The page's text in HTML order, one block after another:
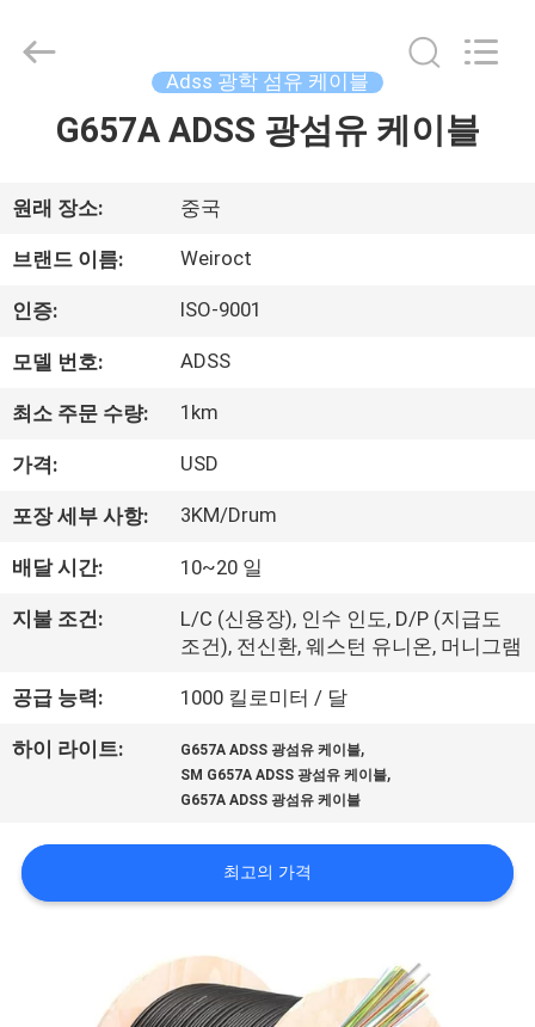
제
품
회
개
공
장
학
질
관
2025
Wuhan
Adss 광학 섬유 케이블
G657A ADSS 광섬유 케이블
원래 장소: 중국
브랜드 이름: Weiroct
인증: ISO-9001
모델 번호: ADSS
최소 주문 수량: 1km
가격: USD
포장 세부 사항: 3KM/Drum
배달 시간: 10~20 일
지불 조건:
L/C (신용장), 인수 인도, D/P (지급도
조건), 전신환, 웨스턴 유니온, 머니그램
공급 능력: 1000 킬로미터 / 달
하이 라이트: G657A ADSS 광섬유 케이블,
SM G657A ADSS 광섬유 케이블,
G657A ADSS 광섬유 케이블
최고의 가격